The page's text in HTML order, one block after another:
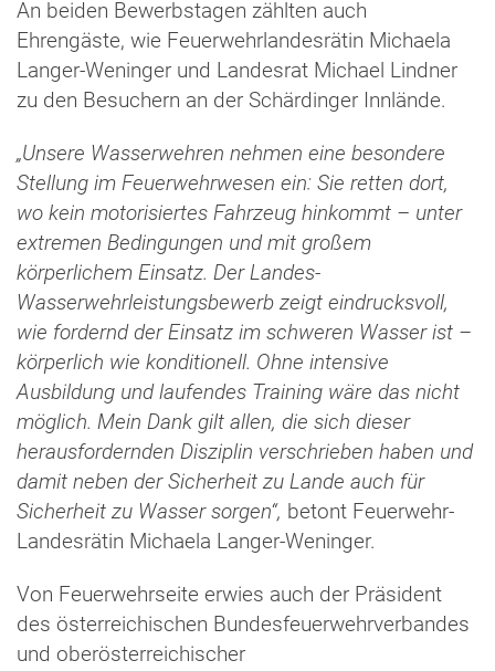
An beiden Bewerbstagen zählten auch
Ehrengäste, wie Feuerwehrlandesrätin Michaela
Langer-Weninger und Landesrat Michael Lindner
zu den Besuchern an der Schärdinger Innlände.
„Unsere Wasserwehren nehmen eine besondere
Stellung im Feuerwehrwesen ein: Sie retten dort,
wo kein motorisiertes Fahrzeug hinkommt – unter
extremen Bedingungen und mit großem
körperlichem Einsatz. Der Landes-
Wasserwehrleistungsbewerb zeigt eindrucksvoll,
wie fordernd der Einsatz im schweren Wasser ist –
körperlich wie konditionell. Ohne intensive
Ausbildung und laufendes Training wäre das nicht
möglich. Mein Dank gilt allen, die sich dieser
herausfordernden Disziplin verschrieben haben und
damit neben der Sicherheit zu Lande auch für
Sicherheit zu Wasser sorgen“, betont Feuerwehr-
Landesrätin Michaela Langer-Weninger.
Von Feuerwehrseite erwies auch der Präsident
des österreichischen Bundesfeuerwehrverbandes
und oberösterreichischer